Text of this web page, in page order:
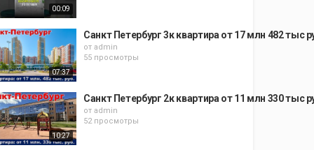
00:09
07:37
Санкт Петербург 3к квартира от 17 млн 482 тыс
от admin
55 просмотры
10:27
Санкт Петербург 2к квартира от 11 млн 330 тыс
от admin
52 просмотры